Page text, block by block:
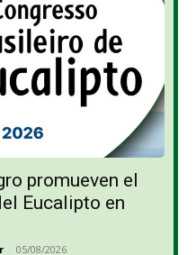
promueven el
Eucalipto en
- 05/08/2026